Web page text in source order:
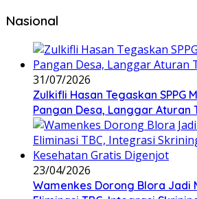
Nasional
31/07/2026
Zulkifli Hasan Tegaskan SPPG
Pangan Desa, Langgar Aturan
23/04/2026
Wamenkes Dorong Blora Jadi